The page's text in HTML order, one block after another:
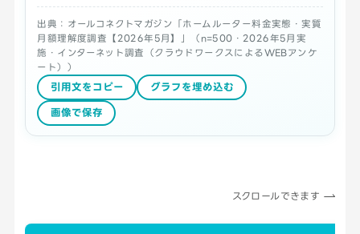
出典：オールコネクトマガジン「ホームルーター料金実態・実質
月額理解度調査【2026年5月】」（n=500・2026年5月実
施・インターネット調査（クラウドワークスによるWEBアンケ
ート））
引用文をコピー グラフを埋め込む
画像で保存
スクロールできます